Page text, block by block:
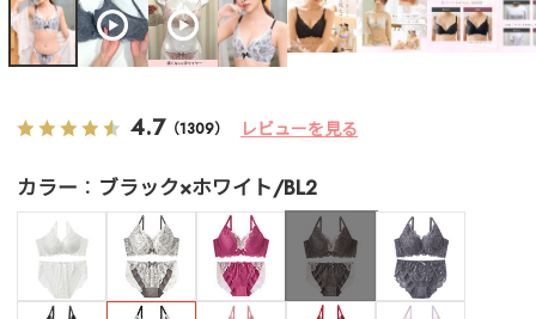
4.7 （1309） レビューを見る
カラー ブラック×ホワイト/BL2